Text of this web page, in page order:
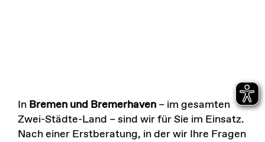
In Bremen und Bremerhaven– im gesamten
Zwei-Städte-Land – sind wir für Sie im Einsatz.
Nach einer Erstberatung, in der wir Ihre Fragen